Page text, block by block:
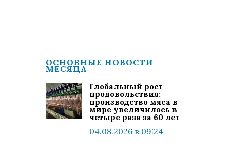
ОСНОВНЫЕ НОВОСТИ
МЕСЯЦА
Глобальный рост
продовольствия:
производство мяса в
мире увеличилось в
четыре раза за 60 лет
04.08.2026 в 09:24